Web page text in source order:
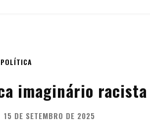
POLÍTICA
imaginário
15 DE SETEMBRO DE 2025